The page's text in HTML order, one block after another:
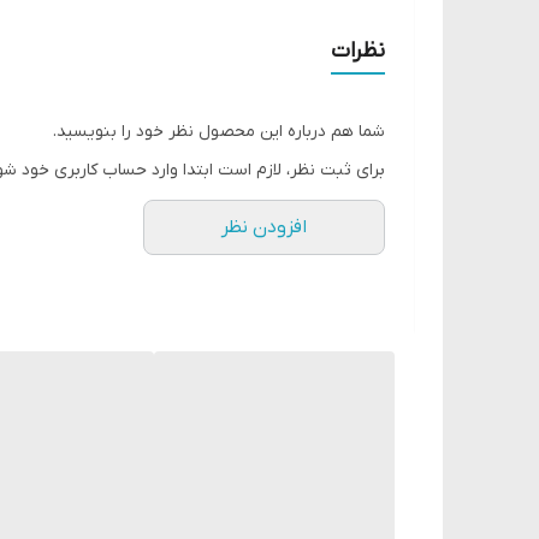
مناسب برای استفاده روزمره
مناسب برای هر فصل سال
نت رایحه ای گلی و میوه ای
نظرات
شما هم درباره این محصول نظر خود را بنویسید.
برای ثبت نظر، لازم است ابتدا وارد حساب کاربری خود
افزودن نظر